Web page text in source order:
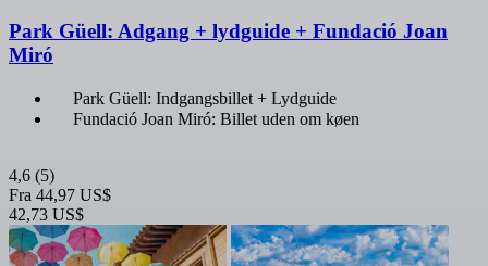
Park Güell: Adgang + lydguide + Fundació Joan
Miró
Park Güell: Indgangsbillet + Lydguide
Fundació Joan Miró: Billet uden om køen
4,6 (5)
Fra 44,97 US$
42,73 US$